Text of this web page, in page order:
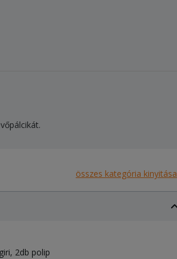
összes kategória kinyitása
2db polip